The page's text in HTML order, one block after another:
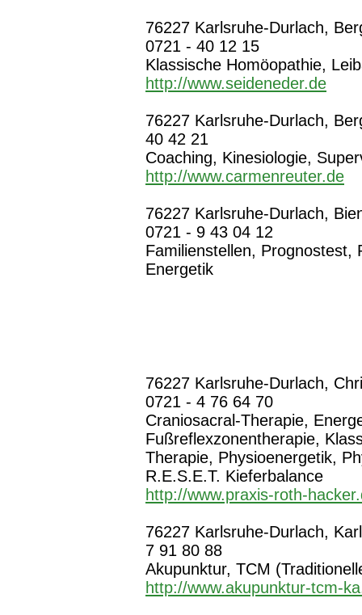
76227 Karlsruhe-Durlach,
0721 - 40 12 15
Klassische Homöopathie,
http://www.seideneder.de
76227 Karlsruhe-Durlach,
40 42 21
Coaching, Kinesiologie,
http://www.carmenreuter.de
76227 Karlsruhe-Durlach,
0721 - 9 43 04 12
Familienstellen, Prognostest,
Energetik
76227 Karlsruhe-Durlach,
0721 - 4 76 64 70
Craniosacral-Therapie,
Fußreflexzonentherapie,
Therapie, Physioenergetik,
R.E.S.E.T. Kieferbalance
http://www.praxis-roth-
76227 Karlsruhe-Durlach,
7 91 80 88
Akupunktur, TCM
http://www.akupunktur-tcm-